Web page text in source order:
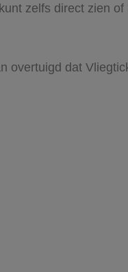
zelfs direct zien
overtuigd dat